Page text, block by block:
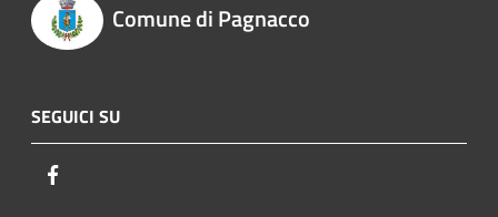
Comune di Pagnacco
SEGUICI SU